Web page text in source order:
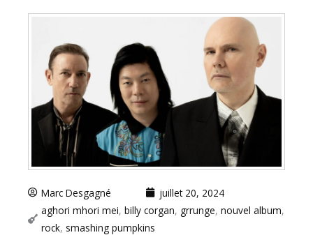
Marc Desgagné
juillet 20, 2024
aghori mhori mei, billy corgan, grrunge, nouvel album,
rock, smashing pumpkins